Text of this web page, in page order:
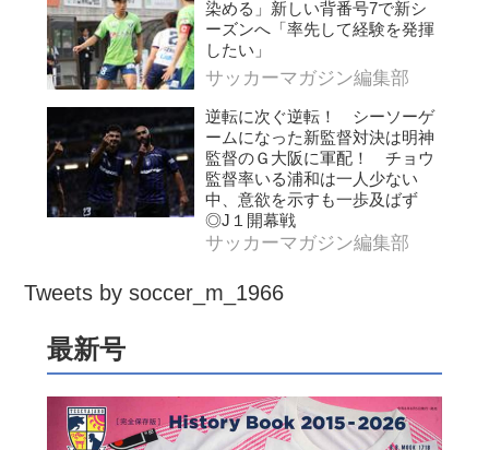
染める」新しい背番号7で新シ
ーズンへ「率先して経験を発揮
したい」
サッカーマガジン編集部
逆転に次ぐ逆転！ シーソーゲ
ームになった新監督対決は明神
監督のＧ大阪に軍配！ チョウ
監督率いる浦和は一人少ない
中、意欲を示すも一歩及ばず
◎J１開幕戦
サッカーマガジン編集部
Tweets by soccer_m_1966
最新号